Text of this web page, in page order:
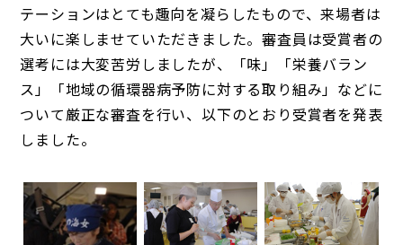
テーションはとても趣向を凝らしたもので、来場者は
大いに楽しませていただきました。審査員は受賞者の
選考には大変苦労しましたが、「味」「栄養バラン
ス」「地域の循環器病予防に対する取り組み」などに
ついて厳正な審査を行い、以下のとおり受賞者を発表
しました。